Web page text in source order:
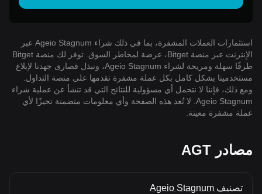
استثمارات العملات المشفرة، بما في ذلك شراء Ageio Stagnum عبر
الإنترنت عبر منصة Bitget، عرضة لمخاطر السوق. توفر لك منصة Bitget
طرقًا سهلة ومريحة لشراء Ageio Stagnum، ونبذل قصارى جهدنا لإبلاغ
مستخدمينا بشكل كامل بكل عملة مشفرة نقدمها على منصة التداول.
ومع ذلك، فإننا لا نتحمل أي مسؤولية للنتائج التي قد تنشأ عن عملية شراء
Ageio Stagnum. لا تُعد هذه الصفحة وأي معلومات متضمنة تحيزًا لأي
عملة مشفرة معينة.
مصادر AGT
تصنيف Ageio Stagnum